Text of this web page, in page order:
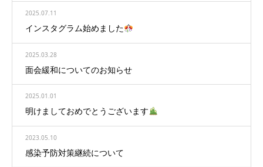
2025.07.11
インスタグラム始めました
2025.03.28
面会緩和についてのお知らせ
2025.01.01
明けましておめでとうございます
2023.05.10
感染予防対策継続について